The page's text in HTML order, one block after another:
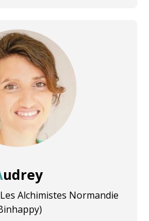
Audrey
Alchimistes Normandie